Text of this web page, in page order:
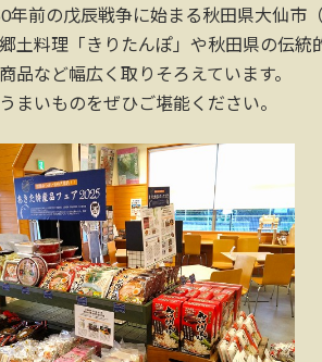
日
時
:
年前の戊辰戦争に始まる秋田県大仙市
土料理「きりたんぽ」や秋田県の伝
品など幅広く取りそろえています。
まいものをぜひご堪能ください。